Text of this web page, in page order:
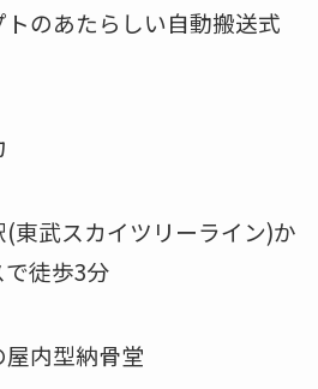
のあたらしい自動搬送式
(東武スカイツリーライン)か
徒歩3分
屋内型納骨堂